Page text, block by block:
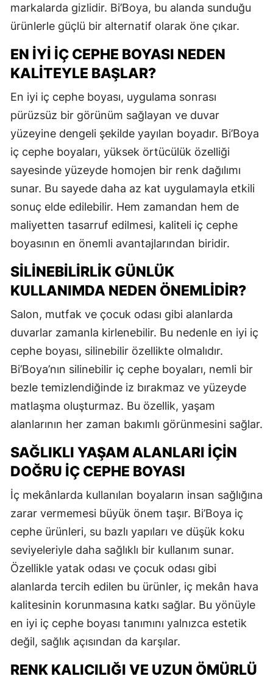
markalarda gizlidir. Bi’Boya, bu alanda sunduğu
ürünlerle güçlü bir alternatif olarak öne çıkar.
EN İYI İÇ CEPHE BOYASI NEDEN
KALITEYLE BAŞLAR?
En iyi iç cephe boyası, uygulama sonrası
pürüzsüz bir görünüm sağlayan ve duvar
yüzeyine dengeli şekilde yayılan boyadır. Bi’Boya
iç cephe boyaları, yüksek örtücülük özelliği
sayesinde yüzeyde homojen bir renk dağılımı
sunar. Bu sayede daha az kat uygulamayla etkili
sonuç elde edilebilir. Hem zamandan hem de
maliyetten tasarruf edilmesi, kaliteli iç cephe
boyasının en önemli avantajlarından biridir.
SILINEBILIRLIK GÜNLÜK
KULLANIMDA NEDEN ÖNEMLIDIR?
Salon, mutfak ve çocuk odası gibi alanlarda
duvarlar zamanla kirlenebilir. Bu nedenle en iyi iç
cephe boyası, silinebilir özellikte olmalıdır.
Bi’Boya’nın silinebilir iç cephe boyaları, nemli bir
bezle temizlendiğinde iz bırakmaz ve yüzeyde
matlaşma oluşturmaz. Bu özellik, yaşam
alanlarının her zaman bakımlı görünmesini sağlar.
SAĞLIKLI YAŞAM ALANLARI İÇIN
DOĞRU İÇ CEPHE BOYASI
İç mekânlarda kullanılan boyaların insan sağlığına
zarar vermemesi büyük önem taşır. Bi’Boya iç
cephe ürünleri, su bazlı yapıları ve düşük koku
seviyeleriyle daha sağlıklı bir kullanım sunar.
Özellikle yatak odası ve çocuk odası gibi
alanlarda tercih edilen bu ürünler, iç mekân hava
kalitesinin korunmasına katkı sağlar. Bu yönüyle
en iyi iç cephe boyası tanımını yalnızca estetik
değil, sağlık açısından da karşılar.
RENK KALICILIĞI VE UZUN ÖMÜRLÜ